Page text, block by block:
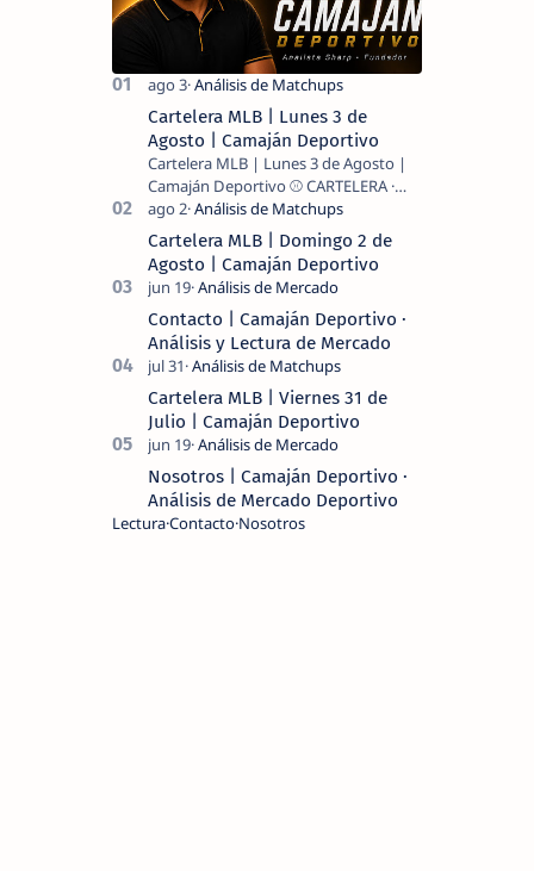
Cartelera MLB | Lunes 3 de
Agosto | Camaján Deportivo
Cartelera MLB | Lunes 3 de Agosto |
Camaján Deportivo ⚾ CARTELERA ·
Cartelera MLB | Domingo 2 de
Agosto | Camaján Deportivo
Contacto | Camaján Deportivo ·
Análisis y Lectura de Mercado
Cartelera MLB | Viernes 31 de
Julio | Camaján Deportivo
Nosotros | Camaján Deportivo ·
Análisis de Mercado Deportivo
LecturaContacto Nosotros